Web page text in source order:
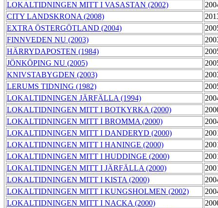
LOKALTIDNINGEN MITT I VASASTAN (2002)
CITY LANDSKRONA (2008)
EXTRA ÖSTERGÖTLAND (2004)
FINNVEDEN NU (2003)
HÄRRYDAPOSTEN (1984)
JÖNKÖPING NU (2005)
KNIVSTABYGDEN (2003)
LERUMS TIDNING (1982)
LOKALTIDNINGEN JÄRFÄLLA (1994)
LOKALTIDNINGEN MITT I BOTKYRKA (2000)
LOKALTIDNINGEN MITT I BROMMA (2000)
LOKALTIDNINGEN MITT I DANDERYD (2000)
LOKALTIDNINGEN MITT I HANINGE (2000)
LOKALTIDNINGEN MITT I HUDDINGE (2000)
LOKALTIDNINGEN MITT I JÄRFÄLLA (2000)
LOKALTIDNINGEN MITT I KISTA (2000)
LOKALTIDNINGEN MITT I KUNGSHOLMEN (2002)
LOKALTIDNINGEN MITT I NACKA (2000)